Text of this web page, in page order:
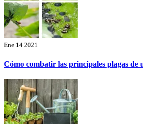
Ene 14 2021
Cómo combatir las principales plagas de